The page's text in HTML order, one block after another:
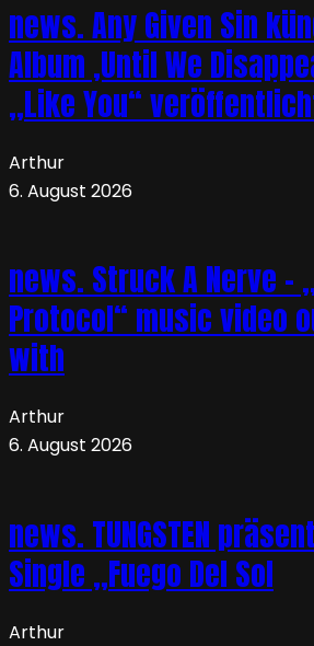
news. Any Given Sin
Album ‚Until We
„Like You“
Arthur
6. August 2026
news. Struck A Nerve –
Protocol“ music video
with
Arthur
6. August 2026
news. TUNGSTEN
Single „Fuego Del Sol
Arthur